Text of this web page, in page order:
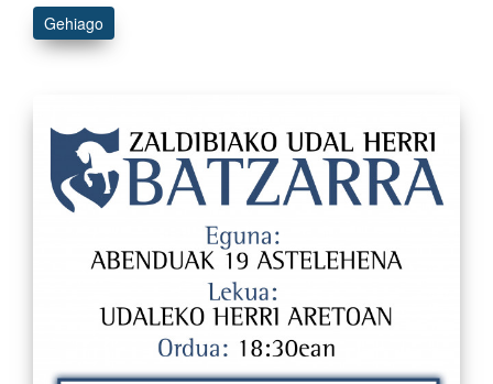
Gehiago